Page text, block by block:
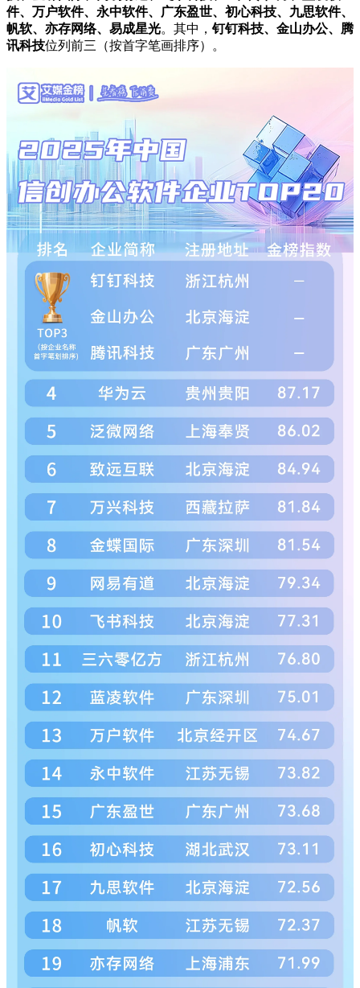
件、万户软件、永中软件、广东盈世、初心科技、九思软件、
帆软、亦存网络、易成星光。 其中，钉钉科技、金山办公、腾
讯科技位列前三（按首字笔画排序）。